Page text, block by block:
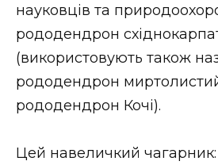
ФОТО
ВІДЕО
науковців та
рододендрон
(використовують також
рододендрон
рододендрон Кочі).
Цей навеличкий чагарник: